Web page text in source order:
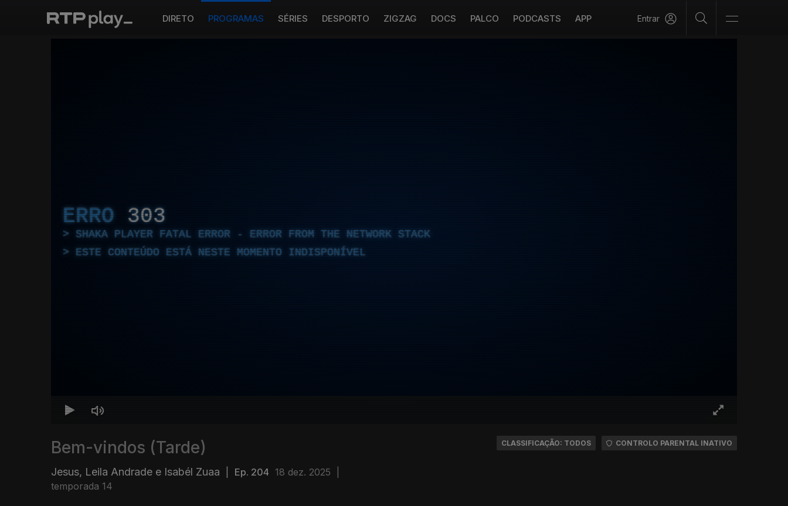
DIRETO PROGRAMAS SÉRIES DESPORTO ZIGZAG DOCS PALCO PODCASTS APP Entrar
ERRO 303
SHAKA PLAYER FATAL ERROR - ERROR FROM THE NETWORK STACK
ESTE CONTEÚDO ESTÁ NESTE MOMENTO INDISPONÍVEL
Bem-vindos (Tarde)
Jesus, Leila Andrade e Isabél Zuaa Ep. 204 18 dez. 2025
temporada 14
CLASSIFICAÇÃO: TODOS CONTROLO PARENTAL INATIVO